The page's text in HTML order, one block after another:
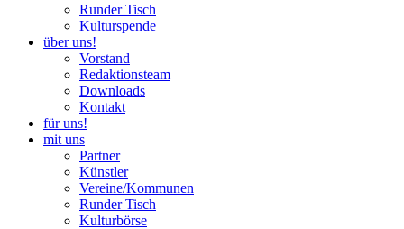
Runder Tisch
Kulturspende
über uns!
Vorstand
Redaktionsteam
Downloads
Kontakt
für uns!
mit uns
Partner
Künstler
Vereine/Kommunen
Runder Tisch
Kulturbörse